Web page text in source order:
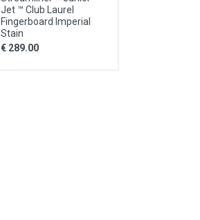
Jet ™ Club Laurel
Fingerboard Imperial
Stain
€ 289.00